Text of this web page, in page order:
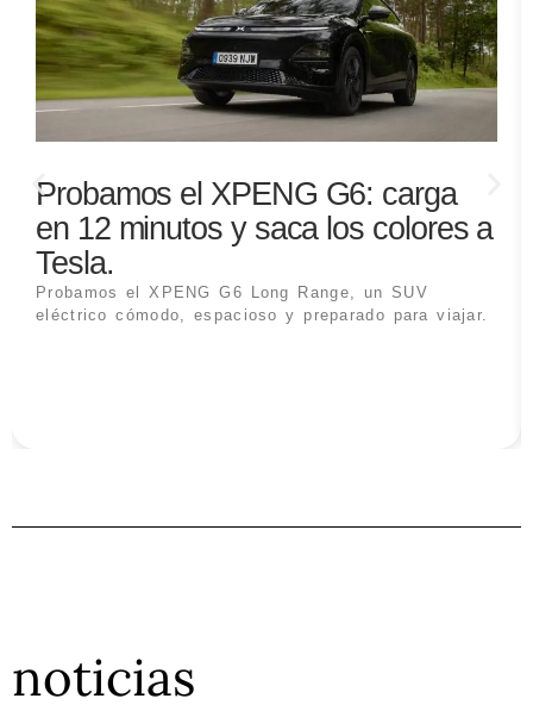
Probamos el XPENG G6: carga
en 12 minutos y saca los colores a
Tesla.
Probamos el XPENG G6 Long Range, un SUV
eléctrico cómodo, espacioso y preparado para viajar.
noticias